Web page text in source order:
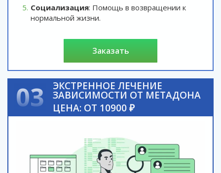
Социализация: Помощь в возвращении к
нормальной жизни.
заказать
03 ЭКСТРЕННОЕ ЛЕЧЕНИЕ
ЗАВИСИМОСТИ ОТ МЕТАДОНА
ЦЕНА: ОТ 10900 ₽